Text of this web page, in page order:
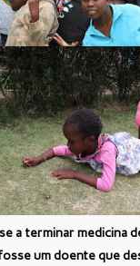
a terminar medicina
um doente que